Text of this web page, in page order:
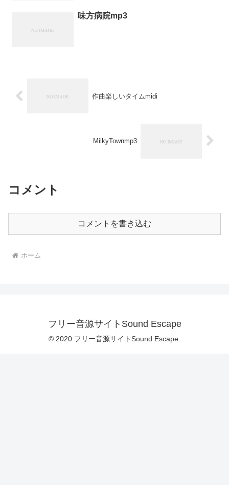
味方病院mp3
作曲楽しいタイムmidi
MilkyTownmp3
コメント
コメントを書き込む
ホーム
フリー音源サイトSound Escape
© 2020 フリー音源サイトSound Escape.